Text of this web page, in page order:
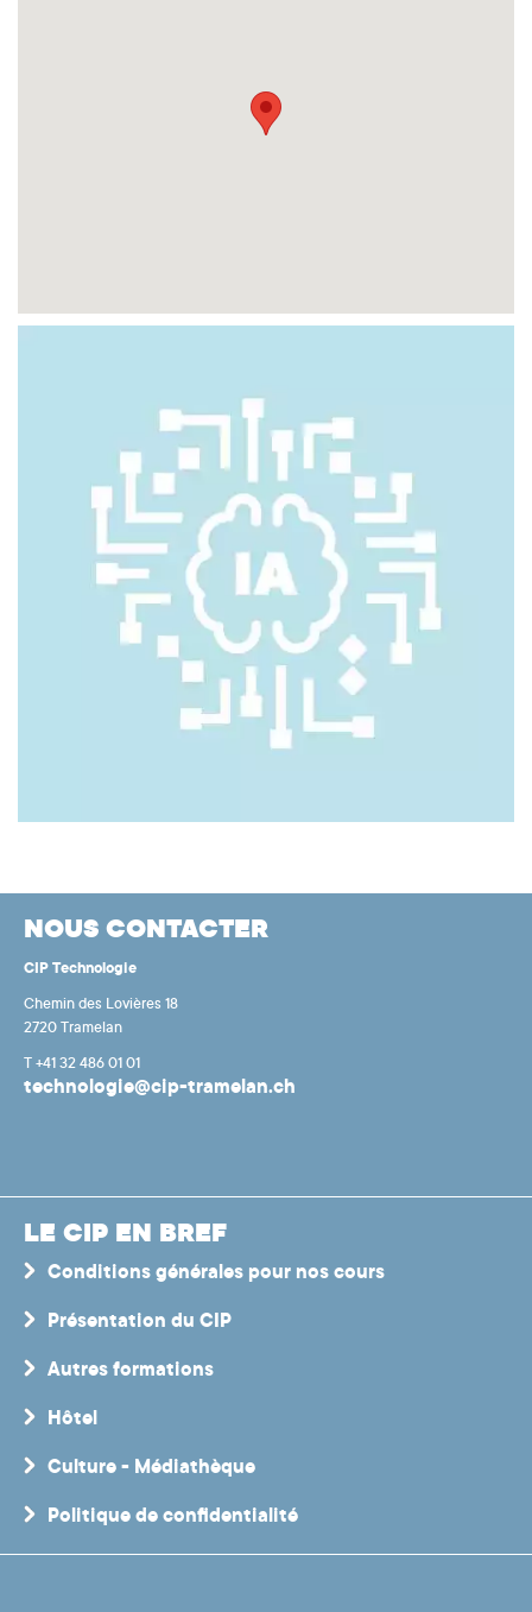
NOUS CONTACTER
CIP Technologie
Chemin des Lovières 18
2720 Tramelan
T +41 32 486 01 01
technologie@cip-tramelan.ch
LE CIP EN BREF
Conditions générales pour nos cours
Présentation du CIP
Autres formations
Hôtel
Culture - Médiathèque
Politique de confidentialité